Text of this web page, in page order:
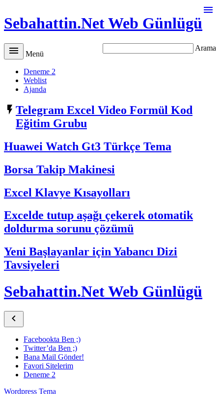
Sebahattin.Net Web Günlügü

Arama
 Menü
Deneme 2
Weblist
Ajanda
 Telegram Excel Video Formül Kod
Eğitim Grubu
Huawei Watch Gt3 Türkçe Tema
Borsa Takip Makinesi
Excel Klavye Kısayolları
Excelde tutup aşağı çekerek otomatik
doldurma sorunu çözümü
Yeni Başlayanlar için Yabancı Dizi
Tavsiyeleri
Sebahattin.Net Web Günlügü

Facebookta Ben ;)
Twitter’da Ben ;)
Bana Mail Gönder!
Favori Sitelerim
Deneme 2
Wordpress Tema